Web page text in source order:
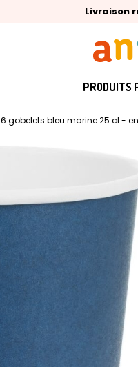
Livraison
🥇Palmarès
⭐⭐⭐⭐⭐
PRODUITS
6 gobelets bleu marine 25 cl -